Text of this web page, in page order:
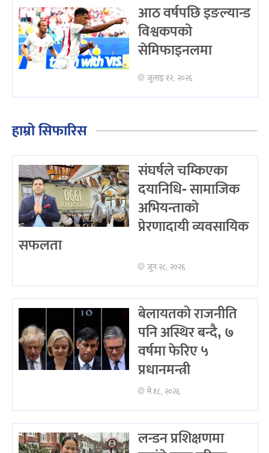
आठ वर्षपछि इङल्यान्ड
विश्वकपको
सेमिफाइनलमा
जुलाइ १२, २०२६
हाम्रो सिफारिस
संघर्षले चम्किएका
दयानिधि- सामाजिक
अभियन्ताको
प्रेरणादायी व्यवसायिक
सफलता
जुन २८, २०२६
बेलायतको राजनीति
पनि अस्थिर बन्दै, ७
वर्षमा फेरिए ५
प्रधानमन्त्री
मे १८, २०२६
लन्डन प्रशिक्षणमा